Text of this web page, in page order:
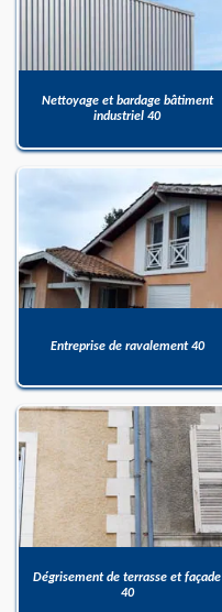
Nettoyage et bardage bâtiment
industriel 40
Entreprise de ravalement 40
Dégrisement de terrasse et façade
40